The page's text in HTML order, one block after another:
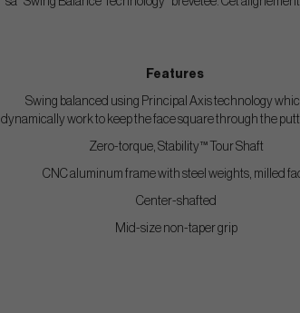
Features
Swing balanced using Principal Axis technology
dynamically work to keep the face square through the
Zero-torque, Stability™ Tour Shaft
CNC aluminum frame with steel weights, milled
Center-shafted
Mid-size non-taper grip